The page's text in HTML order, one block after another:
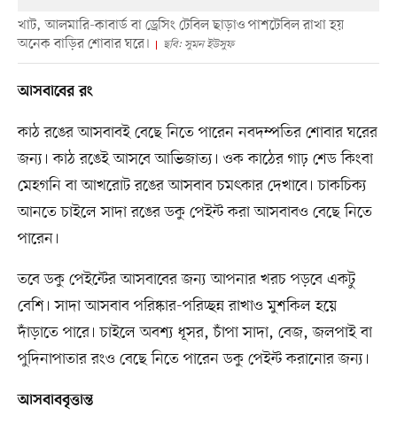
খাট, আলমারি-কাবার্ড বা ড্রেসিং টেবিল ছাড়াও পাশটেবিল রাখা হয়
অনেক বাড়ির শোবার ঘরে।
ছবি: সুমন ইউসুফ
আসবাবের রং
কাঠ রঙের আসবাবই বেছে নিতে পারেন নবদম্পতির শোবার ঘরের
জন্য। কাঠ রঙেই আসবে আভিজাত্য। ওক কাঠের গাঢ় শেড কিংবা
মেহগনি বা আখরোট রঙের আসবাব চমৎকার দেখাবে। চাকচিক্য
আনতে চাইলে সাদা রঙের ডকু পেইন্ট করা আসবাবও বেছে নিতে
পারেন।
তবে ডকু পেইন্টের আসবাবের জন্য আপনার খরচ পড়বে একটু
বেশি। সাদা আসবাব পরিষ্কার-পরিচ্ছন্ন রাখাও মুশকিল হয়ে
দাঁড়াতে পারে। চাইলে অবশ্য ধূসর, চাঁপা সাদা, বেজ, জলপাই বা
পুদিনাপাতার রংও বেছে নিতে পারেন ডকু পেইন্ট করানোর জন্য।
আসবাববৃত্তান্ত